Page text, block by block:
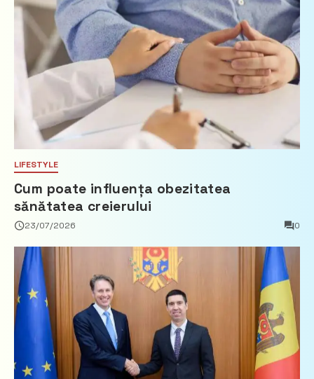
LIFESTYLE
Cum poate influența obezitatea
sănătatea creierului
23/07/2026 0